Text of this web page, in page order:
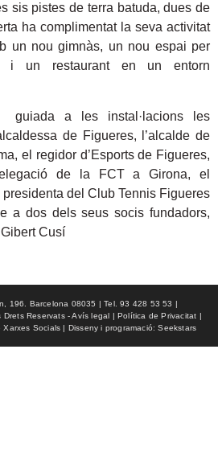
sis pistes de terra batuda, dues de
ha complimentat la seva activitat
un nou gimnàs, un nou espai per
i un restaurant en un entorn
guiada a les instal·lacions les
de Figueres, l’alcalde de
el regidor d’Esports de Figueres,
de la FCT a Girona, el
del Club Tennis Figueres
a dos dels seus socis fundadors,
Cusí
196. Barcelona 08035 | Tel. 93 428 53 53 |
Reservats - Avís legal | Política de Privacitat |
Socials | Disseny i programació: Seekstars